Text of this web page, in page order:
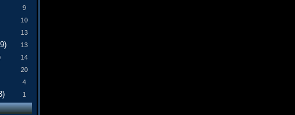
9
10
13
13
14
20
4
1